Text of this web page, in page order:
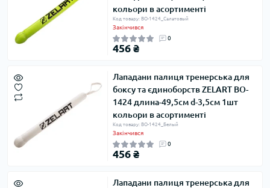
кольори в асортименті
Код товару: BO-1424_Салатовый
Закінчився
0
456 ₴
Лападани палиця тренерська для
боксу та єдиноборств ZELART BO-
1424 длина-49,5см d-3,5см 1шт
кольори в асортименті
Код товару: BO-1424_Белый
Закінчився
0
456 ₴
Лападани палиця тренерська для